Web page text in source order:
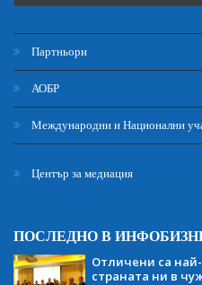
Партньори
АОБР
Международни и Национални
Център за медиация
ПОСЛЕДНО В
Отличени са
страната ни в